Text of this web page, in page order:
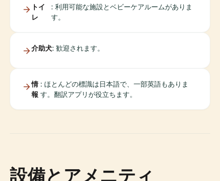
トイ
レ
: 利用可能な施設とベビーケアルームがありま
す。
介助犬: 歓迎されます。
情
報
: ほとんどの標識は日本語で、一部英語もありま
す。翻訳アプリが役立ちます。
設備とアメニティ